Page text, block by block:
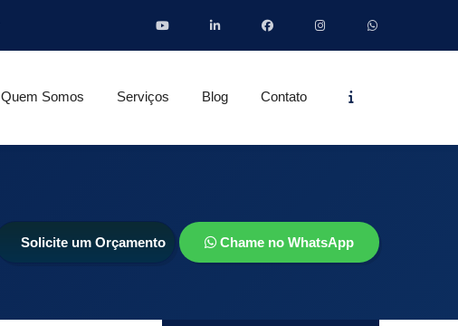
Quem Somos Serviços Blog Contato
Solicite um Orçamento Chame no WhatsApp